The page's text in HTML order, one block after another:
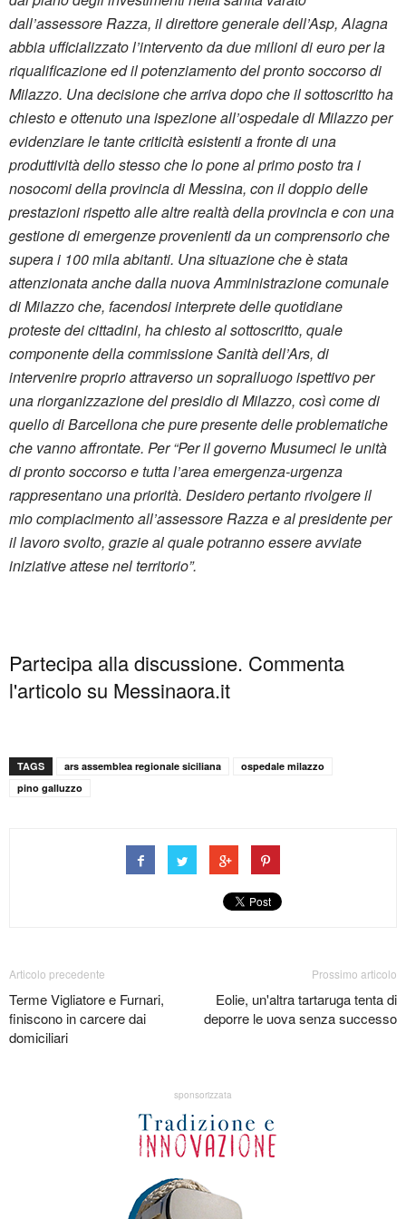
dall’assessore Razza, il direttore generale dell’Asp, Alagna
abbia ufficializzato l’intervento da due milioni di euro per la
riqualificazione ed il potenziamento del pronto soccorso di
Milazzo. Una decisione che arriva dopo che il sottoscritto ha
chiesto e ottenuto una ispezione all’ospedale di Milazzo per
evidenziare le tante criticità esistenti a fronte di una
produttività dello stesso che lo pone al primo posto tra i
nosocomi della provincia di Messina, con il doppio delle
prestazioni rispetto alle altre realtà della provincia e con una
gestione di emergenze provenienti da un comprensorio che
supera i 100 mila abitanti. Una situazione che è stata
attenzionata anche dalla nuova Amministrazione comunale
di Milazzo che, facendosi interprete delle quotidiane
proteste dei cittadini, ha chiesto al sottoscritto, quale
componente della commissione Sanità dell’Ars, di
intervenire proprio attraverso un sopralluogo ispettivo per
una riorganizzazione del presidio di Milazzo, così come di
quello di Barcellona che pure presente delle problematiche
che vanno affrontate. Per “Per il governo Musumeci le unità
di pronto soccorso e tutta l’area emergenza-urgenza
rappresentano una priorità. Desidero pertanto rivolgere il
mio compiacimento all’assessore Razza e al presidente per
il lavoro svolto, grazie al quale potranno essere avviate
iniziative attese nel territorio”.
Partecipa alla discussione. Commenta
l'articolo su Messinaora.it
TAGS ars assemblea regionale siciliana
ospedale milazzo
pino galluzzo
Articolo precedente
Terme Vigliatore e Furnari,
finiscono in carcere dai
domiciliari
Prossimo articolo
Eolie, un'altra tartaruga tenta di
deporre le uova senza successo
sponsorizzata